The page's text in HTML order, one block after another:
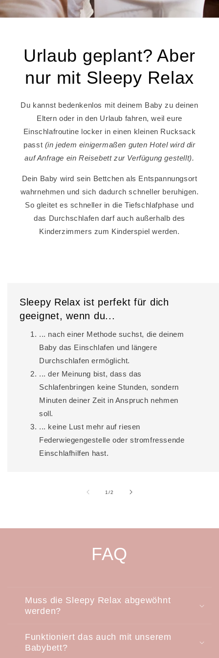
Urlaub geplant? Aber
nur mit Sleepy Relax
Du kannst bedenkenlos mit deinem Baby zu deinen
Eltern oder in den Urlaub fahren, weil eure
Einschlafroutine locker in einen kleinen Rucksack
passt (in jedem einigermaßen guten Hotel wird dir
auf Anfrage ein Reisebett zur Verfügung gestellt).
Dein Baby wird sein Bettchen als Entspannungsort
wahrnehmen und sich dadurch schneller beruhigen.
So gleitet es schneller in die Tiefschlafphase und
das Durchschlafen darf auch außerhalb des
Kinderzimmers zum Kinderspiel werden.
Sleepy Relax ist perfekt für dich
geeignet, wenn du...
... nach einer Methode suchst, die deinem
Baby das Einschlafen und längere
Durchschlafen ermöglicht.
... der Meinung bist, dass das
Schlafenbringen keine Stunden, sondern
Minuten deiner Zeit in Anspruch nehmen
soll.
... keine Lust mehr auf riesen
Federwiegengestelle oder stromfressende
Einschlafhilfen hast.
1/von
2
FAQ
Muss die Sleepy Relax abgewöhnt
werden?
Funktioniert das auch mit unserem
Babybett?